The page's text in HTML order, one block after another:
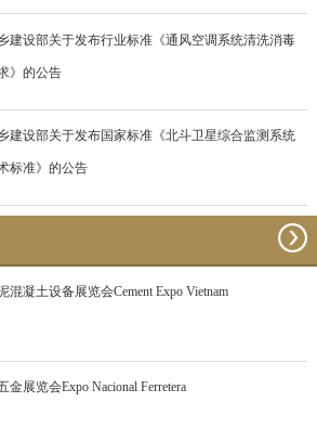
建设部关于发布行业标准《通风空调系统清洗消毒
》的公告
建设部关于发布国家标准《北斗卫星综合监测系统
标准》的公告
混凝土设备展览会Cement Expo Vietnam
金展览会Expo Nacional Ferretera